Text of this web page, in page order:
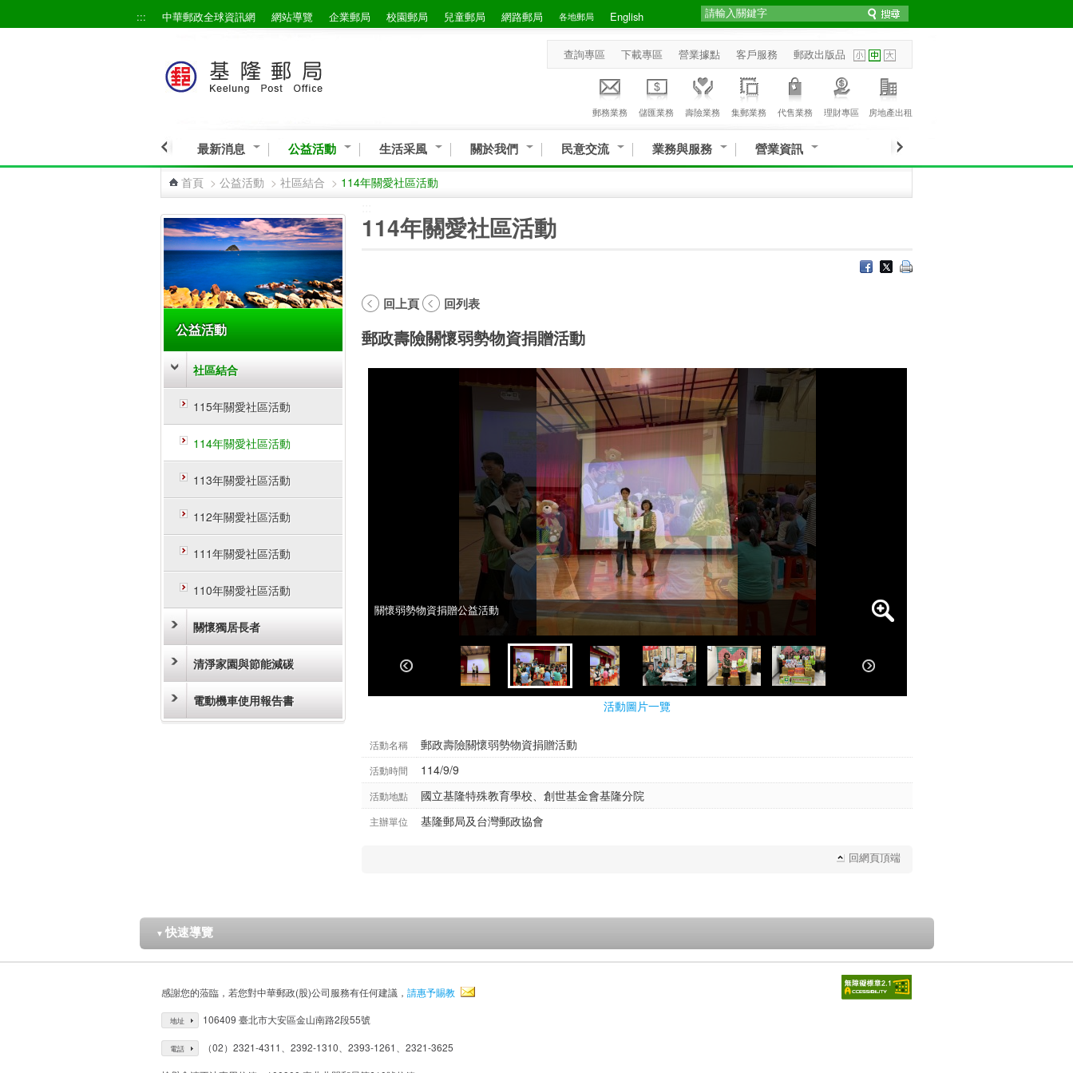
::: 中華郵政全球資訊網 網站導覽 企業郵局 校園郵局 兒童郵局 網路郵局 各地郵局 English
查詢專區 下載專區 營業據點 客戶服務 郵政出版品
郵務業務 儲匯業務 壽險業務 集郵業務 代售業務 理財專區 房地產出租
最新消息 公益活動 生活采風 關於我們 民意交流 業務與服務 營業資訊
首頁 > 公益活動 > 社區結合 > 114年關愛社區活動
公益活動
社區結合
115年關愛社區活動
114年關愛社區活動
113年關愛社區活動
112年關愛社區活動
111年關愛社區活動
110年關愛社區活動
關懷獨居長者
清淨家園與節能減碳
電動機車使用報告書
114年關愛社區活動
回上頁 回列表
郵政壽險關懷弱勢物資捐贈活動
關懷弱勢物資捐贈公益活動
關懷弱勢物資捐贈公益活動
活動圖片一覽
活動名稱 郵政壽險關懷弱勢物資捐贈活動
活動時間 114/9/9
活動地點 國立基隆特殊教育學校、創世基金會基隆分院
主辦單位 基隆郵局及台灣郵政協會
回網頁頂端
▼ 快速導覽
感謝您的蒞臨，若您對中華郵政(股)公司服務有任何建議， 請惠予賜教
地址 106409 臺北市大安區金山南路2段55號
電話 （02）2321-4311、2392-1310、2393-1261、2321-3625